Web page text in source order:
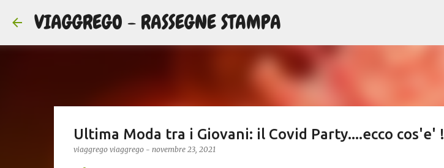
VIAGGREGO - RASSEGNE STAMPA
Ultima Moda tra i Giovani: il Covid Party....ecco cos'e' !
viaggrego viaggrego - novembre 23, 2021